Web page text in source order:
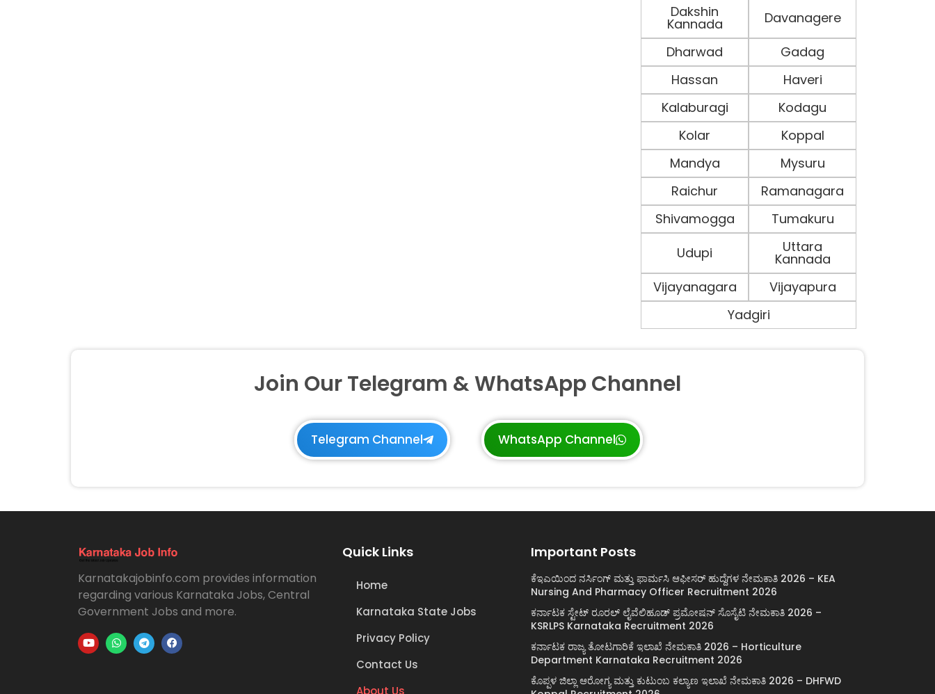
Dakshin
Kannada
Davanagere
Dharwad
Gadag
Hassan
Haveri
Kalaburagi
Kodagu
Kolar
Koppal
Mandya
Mysuru
Raichur
Ramanagara
Shivamogga
Tumakuru
Udupi
Uttara
Kannada
Vijayanagara
Vijayapura
Yadgiri
Join Our Telegram & WhatsApp Channel
Telegram Channel WhatsApp Channel
Karnatakajobinfo.com provides information
regarding various Karnataka Jobs, Central
Government Jobs and more.
Quick Links
Home
Karnataka State Jobs
Privacy Policy
Contact Us
About Us
Important Posts
ಕೆಇಎಯಿಂದ ನರ್ಸಿಂಗ್ ಮತ್ತು ಫಾರ್ಮಸಿ ಆಫೀಸರ್ ಹುದ್ದೆಗಳ ನೇಮಕಾತಿ 2026 – KEA
Nursing And Pharmacy Officer Recruitment 2026
ಕರ್ನಾಟಕ ಸ್ಟೇಟ್ ರೂರಲ್ ಲೈವೆಲಿಹೂಡ್ ಪ್ರಮೋಷನ್ ಸೊಸೈಟಿ ನೇಮಕಾತಿ 2026 –
KSRLPS Karnataka Recruitment 2026
ಕರ್ನಾಟಕ ರಾಜ್ಯ ತೋಟಗಾರಿಕೆ ಇಲಾಖೆ ನೇಮಕಾತಿ 2026 – Horticulture
Department Karnataka Recruitment 2026
ಕೊಪ್ಪಳ ಜಿಲ್ಲಾ ಆರೋಗ್ಯ ಮತ್ತು ಕುಟುಂಬ ಕಲ್ಯಾಣ ಇಲಾಖೆ ನೇಮಕಾತಿ 2026 – DHFWD